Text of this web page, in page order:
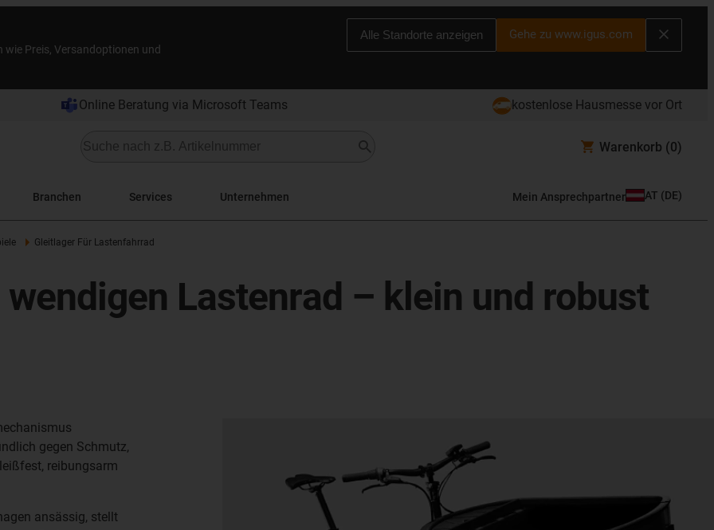
Preis, Versandoptionen und
Alle Standorte anzeigen Gehe zu www.igus.com
Online Beratung via Microsoft Teams kostenlose Hausmesse vor Ort
Warenkorb (0)
Branchen Services Unternehmen Mein Ansprechpartner AT (DE)
Gleitlager Für Lastenfahrrad
Lastenrad – klein und robust
gegen Schmutz,
reibungsarm
ansässig, stellt